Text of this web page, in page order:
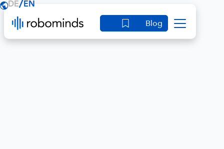
Blog
DE/ EN